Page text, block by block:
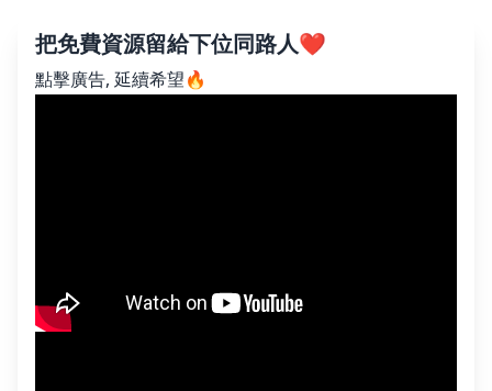
把免費資源留給下位同路人❤️
點擊廣告, 延續希望🔥